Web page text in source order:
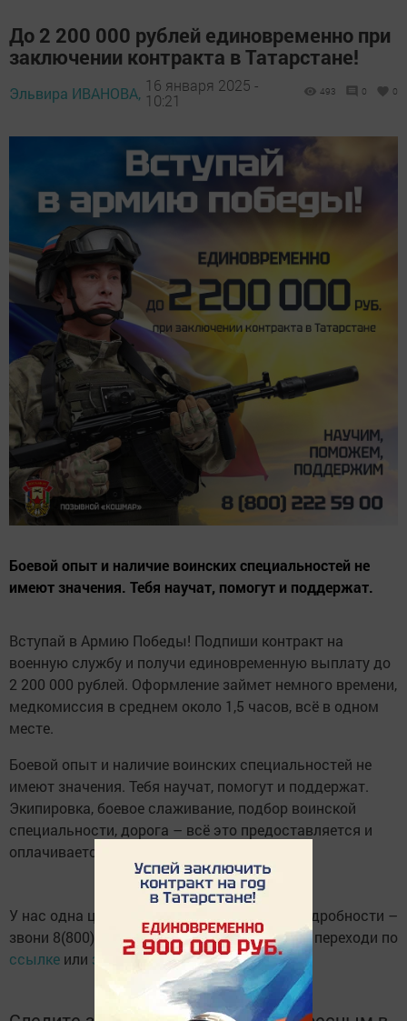
До 2 200 000 рублей единовременно при
заключении контракта в Татарстане!
Эльвира ИВАНОВА, 16 января 2025 -
10:21
493 0 0
Боевой опыт и наличие воинских специальностей не
имеют значения. Тебя научат, помогут и поддержат.
Вступай в Армию Победы! Подпиши контракт на
военную службу и получи единовременную выплату до
2 200 000 рублей. Оформление займет немного времени,
медкомиссия в среднем около 1,5 часов, всё в одном
месте.
Боевой опыт и наличие воинских специальностей не
имеют значения. Тебя научат, помогут и поддержат.
Экипировка, боевое слаживание, подбор воинской
специальности, дорога – всё это предоставляется и
оплачивается.
У нас одна цель – Победа! Чтобы узнать подробности –
звони 8(800) 222-59-00 или 8 (84364) 2-61-06, переходи по
ссылке или заполни анкету